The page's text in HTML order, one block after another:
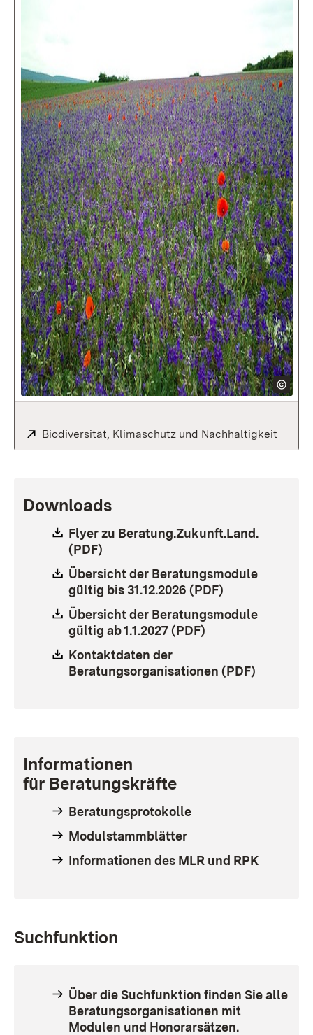
Extern:
Biodiversität, Klimaschutz und Nachhaltigkeit
Downloads
Download:
Flyer zu Beratung.Zukunft.Land.
(PDF)
Download:
Übersicht der Beratungsmodule
gültig bis 31.12.2026 (PDF)
Download:
Übersicht der Beratungsmodule
gültig ab 1.1.2027 (PDF)
Download:
Kontaktdaten der
Beratungsorganisationen (PDF)
Informationen
für Beratungskräfte
Beratungsprotokolle
Modulstammblätter
Informationen des MLR und RPK
Suchfunktion
Über die Suchfunktion finden Sie alle
Beratungsorganisationen mit
Modulen und Honorarsätzen.